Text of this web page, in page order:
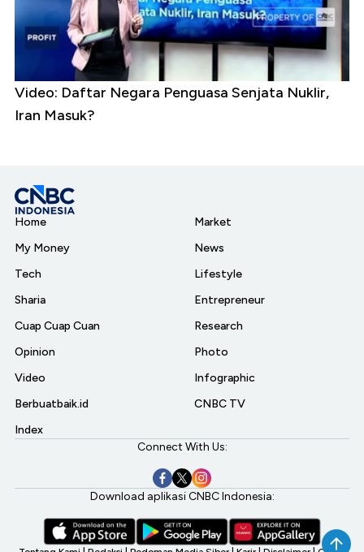
Video: Daftar Negara Penguasa Senjata Nuklir,
Iran Masuk?
Home
My Money
Tech
Sharia
Cuap Cuap Cuan
Opinion
Video
Berbuatbaik.id
Index
Market
News
Lifestyle
Entrepreneur
Research
Photo
Infographic
CNBC TV
Connect With Us:
Download aplikasi CNBC Indonesia: